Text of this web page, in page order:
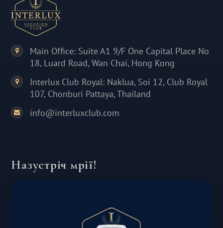
Main Office: Suite A1 9/F One Capital Place No
18, Luard Road, Wan Chai, Hong Kong
Interlux Club Royal: Naklua, Soi 12, Club Royal
107, Chonburi Pattaya, Thailand
info@interluxclub.com
Назустріч мрії!